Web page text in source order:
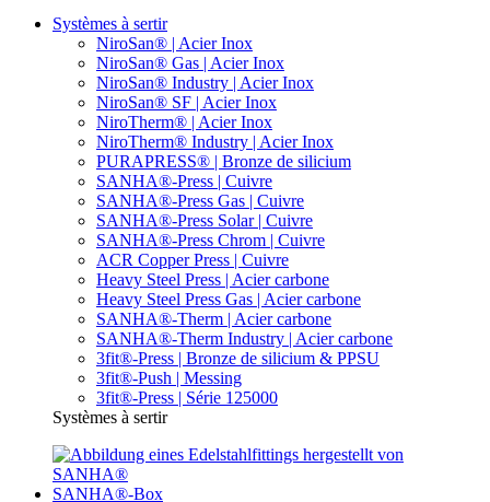
Systèmes à sertir
NiroSan® | Acier Inox
NiroSan® Gas | Acier Inox
NiroSan® Industry | Acier Inox
NiroSan® SF | Acier Inox
NiroTherm® | Acier Inox
NiroTherm® Industry | Acier Inox
PURAPRESS® | Bronze de silicium
SANHA®-Press | Cuivre
SANHA®-Press Gas | Cuivre
SANHA®-Press Solar | Cuivre
SANHA®-Press Chrom | Cuivre
ACR Copper Press | Cuivre
Heavy Steel Press | Acier carbone
Heavy Steel Press Gas | Acier carbone
SANHA®-Therm | Acier carbone
SANHA®-Therm Industry | Acier carbone
3fit®-Press | Bronze de silicium & PPSU
3fit®-Push | Messing
3fit®-Press | Série 125000
Systèmes à sertir
SANHA®-Box